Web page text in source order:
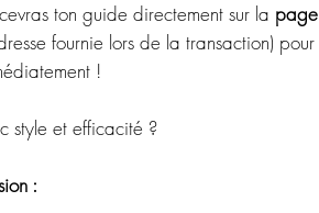
ton guide directement sur la page
fournie lors de la transaction) pour
!
style et efficacité ?
: